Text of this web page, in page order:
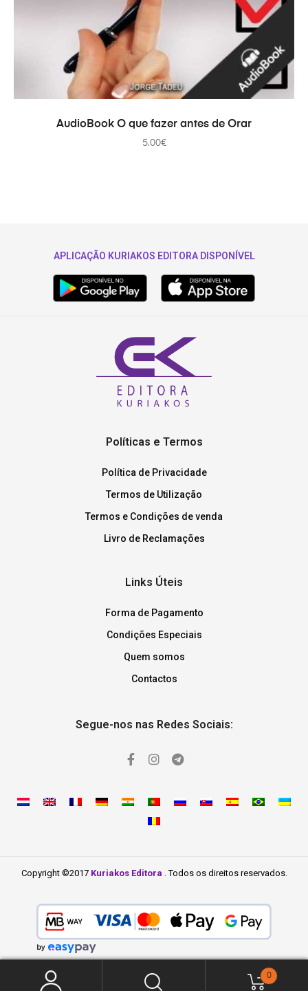
ADICIONAR
AudioBook O que fazer antes de Orar
5.00€
APLICAÇÃO KURIAKOS EDITORA DISPONÍVEL
Políticas e Termos
Política de Privacidade
Termos de Utilização
Termos e Condições de venda
Livro de Reclamações
Links Úteis
Forma de Pagamento
Condições Especiais
Quem somos
Contactos
Segue-nos nas Redes Sociais:
Copyright ©2017 Kuriakos Editora . Todos os direitos reservados.
0